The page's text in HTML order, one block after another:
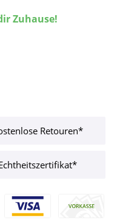
Zuhause!
Retouren*